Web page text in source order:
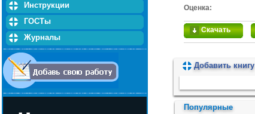
Инструкции
ГОСТы
Журналы
Оценка:
Скачать
Добавить книгу
Популярные